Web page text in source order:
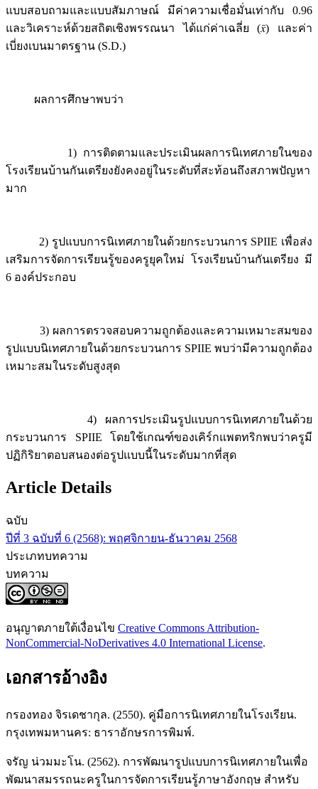
แบบสอบถามและแบบสัมภาษณ์ มีค่าความเชื่อมั่นเท่ากับ 0.96
และวิเคราะห์ด้วยสถิตเชิงพรรณนา ได้แก่ค่าเฉลี่ย (𝑥̄) และค่า
เบี่ยงเบนมาตรฐาน (S.D.)
ผลการศึกษาพบว่า
1) การติดตามและประเมินผลการนิเทศภายในของ
โรงเรียนบ้านกันเตรียงยังคงอยู่ในระดับที่สะท้อนถึงสภาพปัญหา
มาก
2) รูปแบบการนิเทศภายในด้วยกระบวนการ SPIIE เพื่อส่ง
เสริมการจัดการเรียนรู้ของครูยุคใหม่ โรงเรียนบ้านกันเตรียง มี
6 องค์ประกอบ
3) ผลการตรวจสอบความถูกต้องและความเหมาะสมของ
รูปแบบนิเทศภายในด้วยกระบวนการ SPIIE พบว่ามีความถูกต้อง
เหมาะสมในระดับสูงสุด
4) ผลการประเมินรูปแบบการนิเทศภายในด้วย
กระบวนการ SPIIE โดยใช้เกณฑ์ของเคิร์กแพตทริกพบว่าครูมี
ปฏิกิริยาตอบสนองต่อรูปแบบนี้ในระดับมากที่สุด
Article Details
ฉบับ
ปีที่ 3 ฉบับที่ 6 (2568): พฤศจิกายน-ธันวาคม 2568
ประเภทบทความ
บทความ
อนุญาตภายใต้เงื่อนไข Creative Commons Attribution-
NonCommercial-NoDerivatives 4.0 International License.
เอกสารอ้างอิง
กรองทอง จิรเดชากุล. (2550). คู่มือการนิเทศภายในโรงเรียน.
กรุงเทพมหานคร: ธาราอักษรการพิมพ์.
จรัญ น่วมมะโน. (2562). การพัฒนารูปแบบการนิเทศภายในเพื่อ
พัฒนาสมรรถนะครูในการจัดการเรียนรู้ภาษาอังกฤษ สำหรับ